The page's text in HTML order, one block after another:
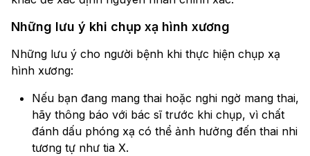
Những lưu ý khi chụp xạ hình xương
Những lưu ý cho người bệnh khi thực hiện chụp xạ
hình xương:
Nếu bạn đang mang thai hoặc nghi ngờ mang thai,
hãy thông báo với bác sĩ trước khi chụp, vì chất
đánh dấu phóng xạ có thể ảnh hưởng đến thai nhi
tương tự như tia X.